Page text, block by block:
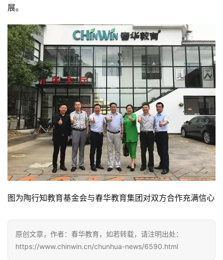
展。
图为陶行知教育基金会与春华教育集团对双方合作充满信心
原创文章，作者：春华教育，如若转载，请注明出处：
https://www.chinwin.cn/chunhua-news/6590.html